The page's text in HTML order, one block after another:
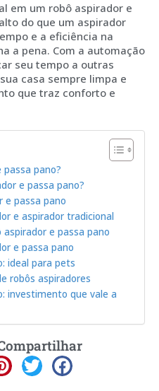
em um robô aspirador e
do que um aspirador
e a eficiência na
a pena. Com a automação
seu tempo a outras
casa sempre limpa e
que traz conforto e
pano?
e passa pano?
e passa pano
e aspirador tradicional
e passa pano
e passa pano
ideal para pets
robôs aspiradores
investimento que vale a